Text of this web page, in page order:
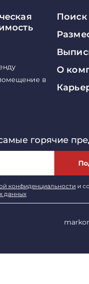
в
Поиск
О
горячие
конфиденциальности и
данных